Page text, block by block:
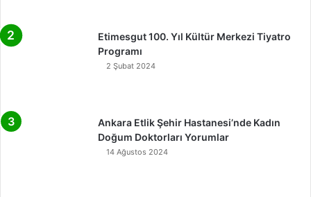
Etimesgut 100. Yıl Kültür Merkezi Tiyatro
Programı
2 Şubat 2024
Ankara Etlik Şehir Hastanesi’nde Kadın
Doğum Doktorları Yorumlar
14 Ağustos 2024